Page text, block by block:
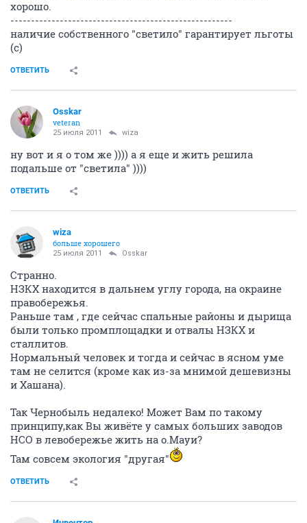
хорошо.
------------------------------------------------------
наличие собственного "светило" гарантирует льготы
(с)
ОТВЕТИТЬ
Osskar
veteran
25 июля 2011 wiza
ну вот и я о том же )))) а я еще и жить решила
подальше от "светила" ))))
ОТВЕТИТЬ
wiza
больше хорошего
25 июля 2011 Osskar
Странно.
НЗКХ находится в дальнем углу города, на окраине
правобережья.
Раньше там , где сейчас спальные районы и дырища
были только промплощадки и отвалы НЗКХ и
сталлитов.
Нормальный человек и тогда и сейчас в ясном уме
там не селится (кроме как из-за мнимой дешевизны
и Хашана).
Так Чернобыль недалеко! Может Вам по такому
принципу,как Вы живёте у самых больших заводов
НСО в левобережье жить на о.Мауи?
Там совсем экология "другая"
ОТВЕТИТЬ